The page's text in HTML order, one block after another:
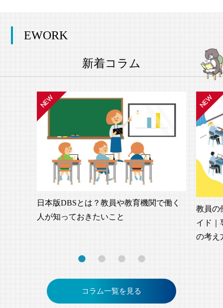
EWORK
新着コラム
日本版DBSとは？教員や教育機関で働く
人が知っておきたいこと
教員の
イド｜
の考え
コラム一覧を見る